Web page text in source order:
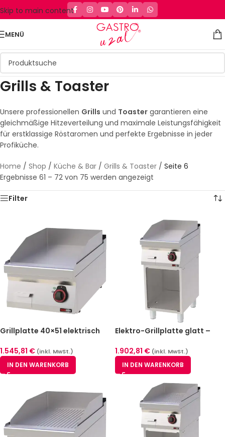
Skip to main content
MENÜ
Grills & Toaster
Unsere professionellen Grills und Toaster garantieren eine
gleichmäßige Hitzeverteilung und maximale Leistungsfähigkeit
für erstklassige Röstaromen und perfekte Ergebnisse in jeder
Profiküche.
Home / Shop / Küche & Bar / Grills & Toaster / Seite 6
Ergebnisse 61 – 72 von 75 werden angezeigt
Filter
Grillplatte 40×51 elektrisch
1.545,81 € (inkl. MwSt.)
IN DEN WARENKORB
Elektro-Grillplatte glatt –
1.902,81 € (inkl. MwSt.)
IN DEN WARENKORB